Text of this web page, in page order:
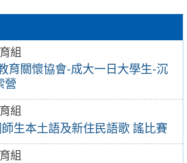
組
育關懷協會-成大一日大學生-沉
營
組
生本土語及新住民語歌 謠比賽
組